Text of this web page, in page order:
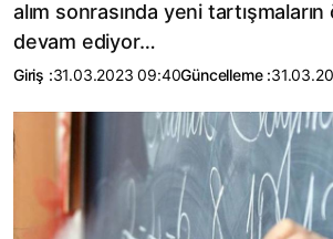
alım sonrasında yeni
devam ediyor…
Giriş :31.03.2023 09:40Güncelleme :